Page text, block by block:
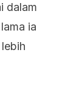
dalam
ia